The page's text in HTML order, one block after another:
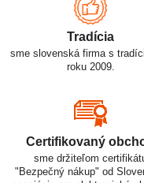
Tradícia
sme slovenská firma s
roku 2009.
Certifikovaný
sme držiteľom
"Bezpečný nákup" od